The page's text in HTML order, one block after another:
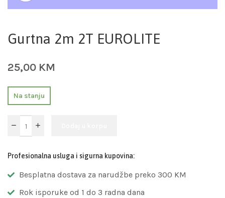
Gurtna 2m 2T EUROLITE
25,00 KM
Na stanju
Profesionalna usluga i sigurna kupovina:
Besplatna dostava za narudžbe preko 300 KM
Rok isporuke od 1 do 3 radna dana